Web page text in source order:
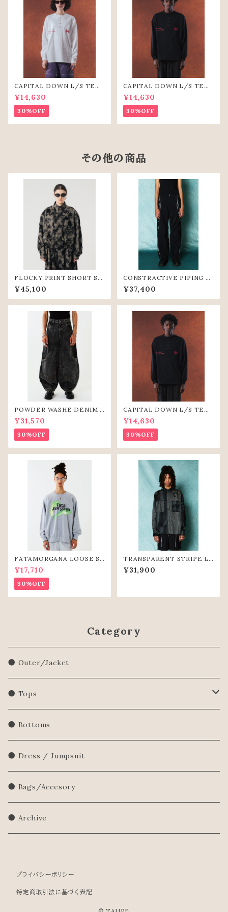
CAPITAL DOWN L/S TEE
（WHT）
¥14,630
30%OFF
CAPITAL DOWN L/S TEE
(BLK)
¥14,630
30%OFF
その他の商品
FLOCKY PRINT SHORT SH
IRTS (GRY)
¥45,100
CONSTRACTIVE PIPING P
ANTS (BLK)
¥37,400
POWDER WASHE DENIM C
URVE PANTS(BLK)
¥31,570
30%OFF
CAPITAL DOWN L/S TEE
(BLK)
¥14,630
30%OFF
FATAMORGANA LOOSE S
WEAT SHIRTS (GRY)
¥17,710
30%OFF
TRANSPARENT STRIPE L
OOSE SHIRTS(BLK)
¥31,900
Category
● Outer/Jacket
● Tops
Shirts/Blouse
Sweatershirt
Sweater
● Bottoms
● Dress / Jumpsuit
● Bags/Accesory
● Archive
プライバシーポリシー
特定商取引法に基づく表記